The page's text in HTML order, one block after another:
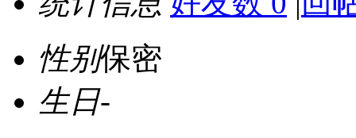
性别保密
生日-